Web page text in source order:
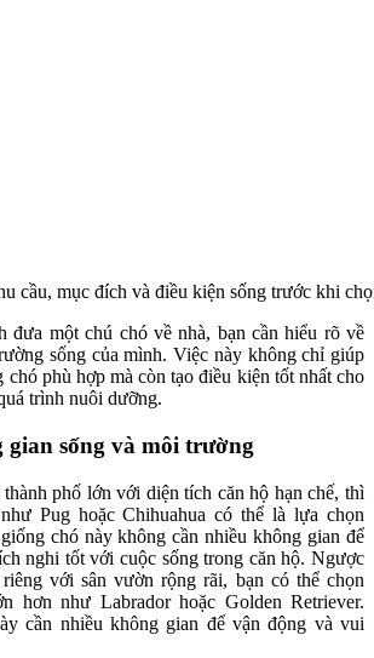
cầu, mục đích và điều kiện sống trước khi
đưa một chú chó về nhà, bạn cần hiểu rõ về
sống của mình. Việc này không chỉ giúp
chó phù hợp mà còn tạo điều kiện tốt nhất cho
trình nuôi dưỡng.
sống và môi trường
phố lớn với diện tích căn hộ hạn chế, thì
Pug hoặc Chihuahua có thể là lựa chọn
chó này không cần nhiều không gian để
nghi tốt với cuộc sống trong căn hộ. Ngược
với sân vườn rộng rãi, bạn có thể chọn
hơn như Labrador hoặc Golden Retriever.
cần nhiều không gian để vận động và vui